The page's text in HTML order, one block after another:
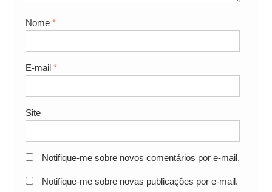
Nome *
E-mail *
Site
Notifique-me sobre novos comentários por e-mail.
Notifique-me sobre novas publicações por e-mail.